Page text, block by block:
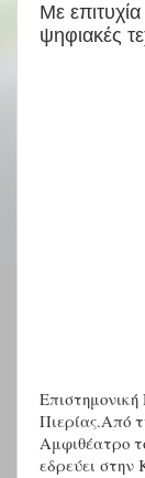
Με
ψηφιακές
Πιερίας.Από
Αμφιθέατρο
εδρεύει στην